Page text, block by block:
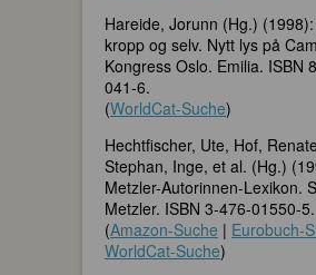
Hareide, Jorunn (Hg.)
kropp og selv. Nytt lys på
Kongress Oslo. Emilia. ISBN
041-6.
(WorldCat-Suche)
Hechtfischer, Ute, Hof,
Stephan, Inge, et al. (Hg.)
Metzler-Autorinnen-Lexikon.
Metzler. ISBN 3-476-01550-5.
(Amazon-Suche | Eurobuch-
WorldCat-Suche)